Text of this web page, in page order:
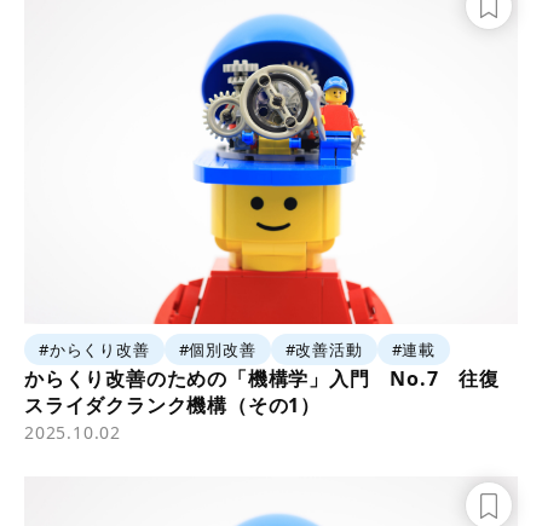
#からくり改善 #個別改善 #改善活動 #連載
からくり改善のための「機構学」入門 No.7 往復
スライダクランク機構（その1）
2025.10.02